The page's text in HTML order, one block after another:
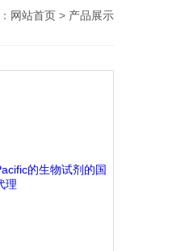
网站首页 > 产品展示